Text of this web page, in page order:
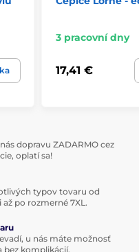
3 pracovní dny
17,41 €
dopravu ZADARMO cez
oplatí sa!
typov tovaru od
po rozmerné 7XL.
u nás máte možnosť
bez komplikácií.